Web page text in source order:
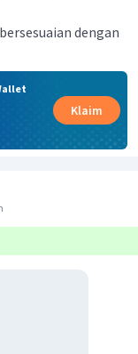
bersesuaian dengan
Klaim